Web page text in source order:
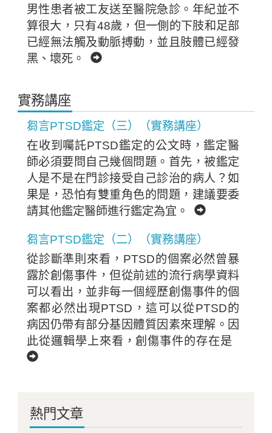
男性患者被工友送至醫院急診。年紀並不
算很大，只有48歲，但一側的下肢和足部
已經無法觸及動脈搏動，並且肢體已經發
黑、壞死。
實務講座
芻言PTSD鑑定（三）（實務講座）
在收到囑託PTSD鑑定的公文時，鑑定醫
師必須要問自己幾個問題。首先，被鑑定
人是不是在門診接受自己診治的病人？如
果是，恐怕有雙重角色的問題，建議要委
請其他鑑定醫師進行鑑定為宜。
芻言PTSD鑑定（二）（實務講座）
從診斷準則來看，PTSD的個案必然曾暴
露於創傷事件，但從前述的流行病學資料
可以看出，並非每一個經歷創傷事件的個
案都必然出現PTSD，這可以從PTSD的
病因仍帶有部分基因體質因素來理解。因
此從邏輯學上來看，創傷事件的存在是
熱門文章